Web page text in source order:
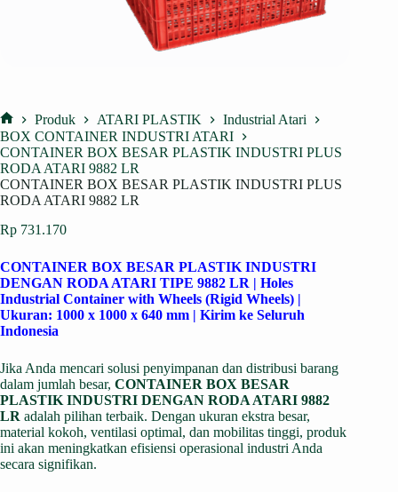
Home
Produk ATARI PLASTIK
Industrial Atari
BOX CONTAINER INDUSTRI ATARI
CONTAINER BOX BESAR PLASTIK INDUSTRI PLUS
RODA ATARI 9882 LR
CONTAINER BOX BESAR PLASTIK INDUSTRI PLUS
RODA ATARI 9882 LR
Rp 731.170
CONTAINER BOX BESAR PLASTIK INDUSTRI
DENGAN RODA ATARI TIPE 9882 LR | Holes
Industrial Container with Wheels (Rigid Wheels) |
Ukuran: 1000 x 1000 x 640 mm | Kirim ke Seluruh
Indonesia
Jika Anda mencari solusi penyimpanan dan distribusi barang
dalam jumlah besar, CONTAINER BOX BESAR
PLASTIK INDUSTRI DENGAN RODA ATARI 9882
LR adalah pilihan terbaik. Dengan ukuran ekstra besar,
material kokoh, ventilasi optimal, dan mobilitas tinggi, produk
ini akan meningkatkan efisiensi operasional industri Anda
secara signifikan.